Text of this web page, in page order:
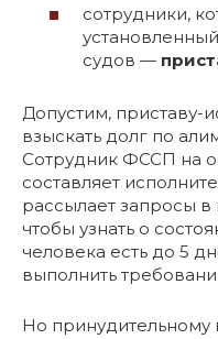
сотрудники,
судов —
Допустим, приставу-
взыскать долг по
Сотрудник ФССП на
составляет
рассылает запросы
чтобы узнать о
человека есть до 5
выполнить
Но